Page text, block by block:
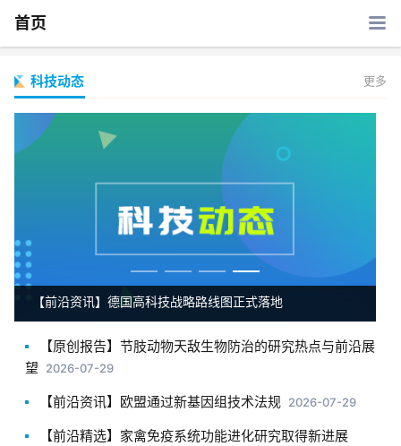
首页
科技动态 更多
【前沿资讯】德国高科技战略路线图正式落地
【原创报告】节肢动物天敌生物防治的研究热点与前沿展
望
2026-07-29
【前沿资讯】欧盟通过新基因组技术法规 2026-07-29
【前沿精选】家禽免疫系统功能进化研究取得新进展